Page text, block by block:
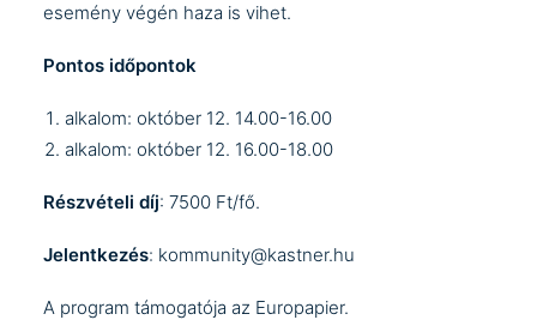
esemény végén haza is vihet.
Pontos időpontok
alkalom: október 12. 14.00-16.00
alkalom: október 12. 16.00-18.00
Részvételi díj: 7500 Ft/fő.
Jelentkezés: kommunity@kastner.hu
A program támogatója az Europapier.